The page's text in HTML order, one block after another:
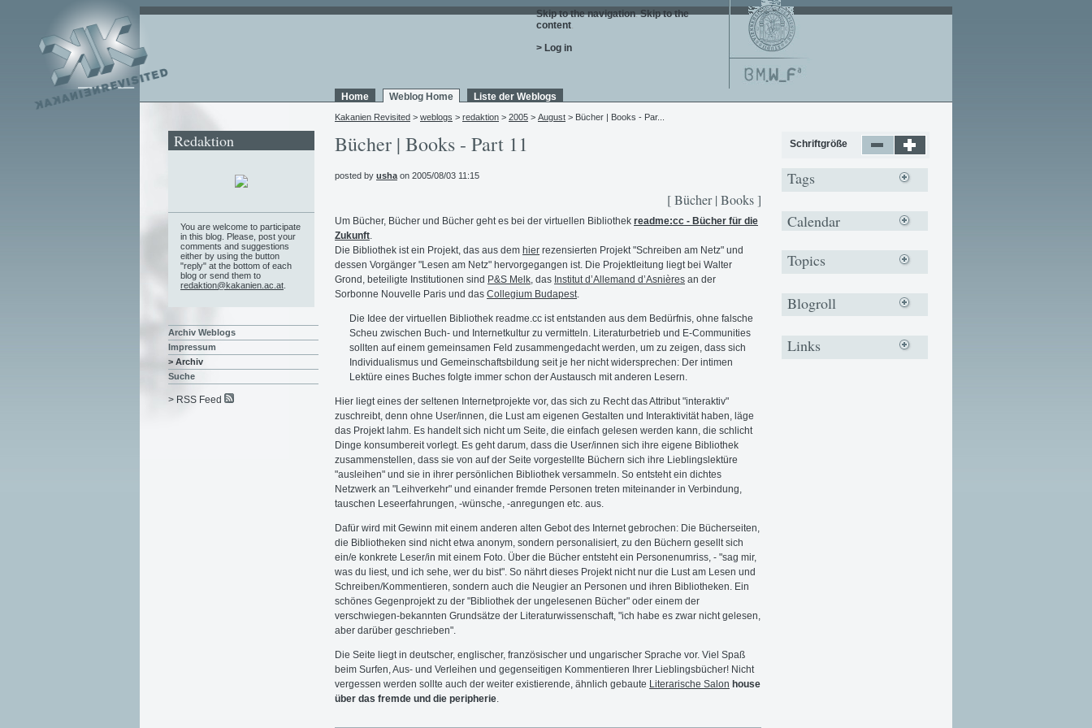
Skip to the navigation. Skip to the
content.
> Log in
Home Weblog Home Liste der Weblogs
Kakanien Revisited > weblogs > redaktion > 2005 > August > Bücher | Books - Par...
Bücher | Books - Part 11
posted by usha on 2005/08/03 11:15
[ Bücher | Books ]
Um Bücher, Bücher und Bücher geht es bei der virtuellen Bibliothek readme:cc - Bücher für die
Zukunft
Die Bibliothek ist ein Projekt, das aus dem hier rezensierten Projekt "Schreiben am Netz" und
dessen Vorgänger "Lesen am Netz" hervorgegangen ist. Die Projektleitung liegt bei Walter
Grond, beteiligte Institutionen sind P&S Melk , das Institut d’Allemand d’Asnières an der
Sorbonne Nouvelle Paris und das Collegium Budapest
Die Idee der virtuellen Bibliothek readme.cc ist entstanden aus dem Bedürfnis, ohne falsche
Scheu zwischen Buch- und Internetkultur zu vermitteln. Literaturbetrieb und E-Communities
sollten auf einem gemeinsamen Feld zusammengedacht werden, um zu zeigen, dass sich
Individualismus und Gemeinschaftsbildung seit je her nicht widersprechen: Der intimen
Lektüre eines Buches folgte immer schon der Austausch mit anderen Lesern.
Hier liegt eines der seltenen Internetprojekte vor, das sich zu Recht das Attribut "interaktiv"
zuschreibt, denn ohne User/innen, die Lust am eigenen Gestalten und Interaktivität haben, läge
das Projekt lahm. Es handelt sich nicht um Seite, die einfach gelesen werden kann, die schlicht
Dinge konsumbereit vorlegt. Es geht darum, dass die User/innen sich ihre eigene Bibliothek
zusammenstellen, dass sie von auf der Seite vorgestellte Büchern sich ihre Lieblingslektüre
"ausleihen" und sie in ihrer persönlichen Bibliothek versammeln. So entsteht ein dichtes
Netzwerk an "Leihverkehr" und einander fremde Personen treten miteinander in Verbindung,
tauschen Leseerfahrungen, -wünsche, -anregungen etc. aus.
Dafür wird mit Gewinn mit einem anderen alten Gebot des Internet gebrochen: Die Bücherseiten,
die Bibliotheken sind nicht etwa anonym, sondern personalisiert, zu den Büchern gesellt sich
ein/e konkrete Leser/in mit einem Foto. Über die Bücher entsteht ein Personenumriss, - "sag mir,
was du liest, und ich sehe, wer du bist". So nährt dieses Projekt nicht nur die Lust am Lesen und
Schreiben/Kommentieren, sondern auch die Neugier an Personen und ihren Bibliotheken. Ein
schönes Gegenprojekt zu der "Bibliothek der ungelesenen Bücher" oder einem der
verschwiegen-bekannten Grundsätze der Literaturwissenschaft, "ich habe es zwar nicht gelesen,
aber darüber geschrieben".
Die Seite liegt in deutscher, englischer, französischer und ungarischer Sprache vor. Viel Spaß
beim Surfen, Aus- und Verleihen und gegenseitigen Kommentieren Ihrer Lieblingsbücher! Nicht
vergessen werden sollte auch der weiter existierende, ähnlich gebaute Literarische Salon house
über das fremde und die peripherie
Redaktion
You are welcome to participate
in this blog. Please, post your
comments and suggestions
either by using the button
"reply" at the bottom of each
blog or send them to
redaktion@kakanien.ac.at
Archiv Weblogs
Impressum
> Archiv
Suche
> RSS Feed
Schriftgröße
Tags
Calendar
Topics
Blogroll
Links